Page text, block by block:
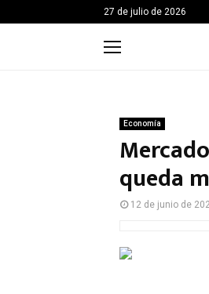
27 de julio de 2026
Economía
queda
12 de junio de